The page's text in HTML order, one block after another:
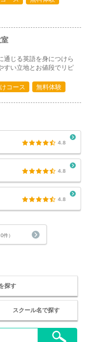
通じる英語を身につけら
すい立地とお値段でリピ
コース 無料体験
4.8
4.8
4.8
件）
探す
スクール名で探す